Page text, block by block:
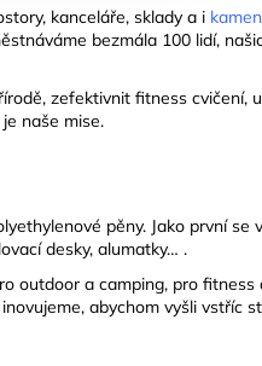
kanceláře, sklady a i
bezmála 100 lidí,
zefektivnit fitness cvičení,
naše mise.
pěny. Jako první se
desky, alumatky… .
outdoor a camping, pro fitness
abychom vyšli vstříc